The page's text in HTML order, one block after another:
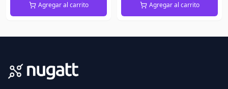
Agregar al carrito Agregar al carrito